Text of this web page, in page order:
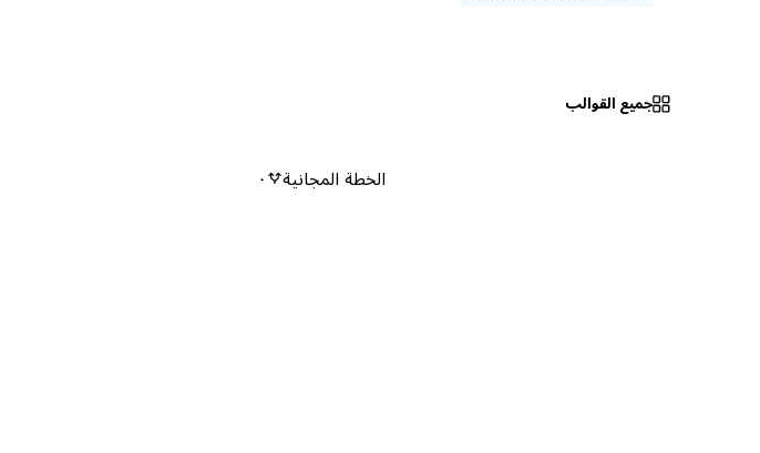
جميع القوالب
الخطة المجانية ٠